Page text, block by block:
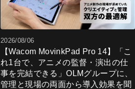
2026/08/06
【Wacom MovinkPad Pro 14】「こ
れ1台で、アニメの監督・演出の仕
事を完結できる」OLMグループに、
管理と現場の両面から導入効果を聞